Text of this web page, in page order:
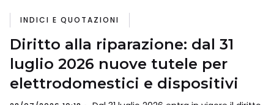
INDICI E QUOTAZIONI
Diritto alla riparazione: dal 31
luglio 2026 nuove tutele per
elettrodomestici e dispositivi